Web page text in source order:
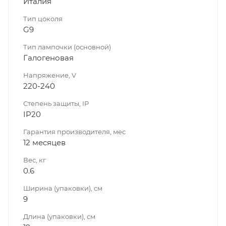
Тип цоколя
G9
Тип лампочки (основной)
Галогеновая
Напряжение, V
220-240
Степень защиты, IP
IP20
Гарантия производителя, мес
12 месяцев
Вес, кг
0.6
Ширина (упаковки), см
9
Длина (упаковки), см